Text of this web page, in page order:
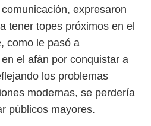
expresaron
tener topes próximos en el
como le pasó a
en el afán por conquistar a
los problemas
modernas, se perdería
públicos mayores.